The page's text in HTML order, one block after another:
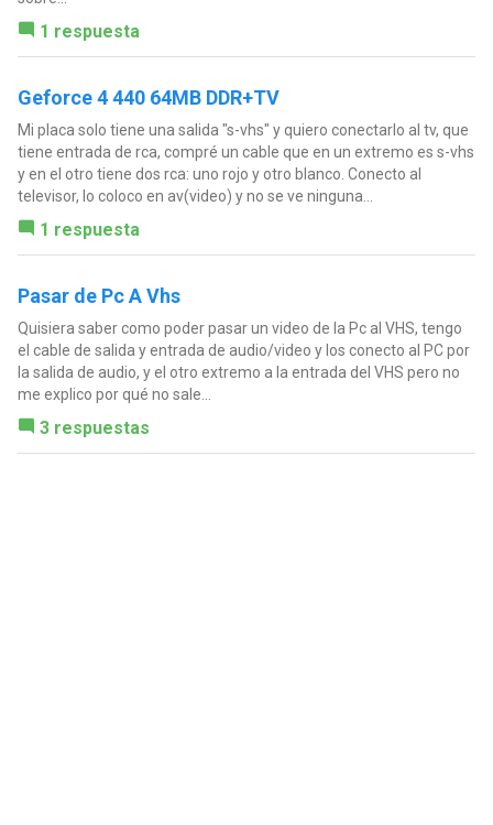
1 respuesta
Geforce 4 440 64MB DDR+TV
Mi placa solo tiene una salida "s-vhs" y quiero conectarlo al tv, que
tiene entrada de rca, compré un cable que en un extremo es s-vhs
y en el otro tiene dos rca: uno rojo y otro blanco. Conecto al
televisor, lo coloco en av(video) y no se ve ninguna...
1 respuesta
Pasar de Pc A Vhs
Quisiera saber como poder pasar un video de la Pc al VHS, tengo
el cable de salida y entrada de audio/video y los conecto al PC por
la salida de audio, y el otro extremo a la entrada del VHS pero no
me explico por qué no sale...
3 respuestas